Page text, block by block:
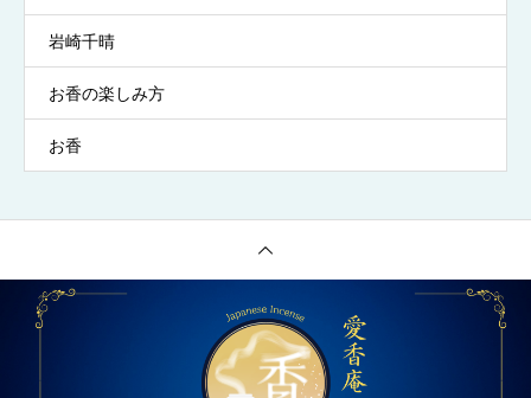
岩崎千晴
お香の楽しみ方
お香